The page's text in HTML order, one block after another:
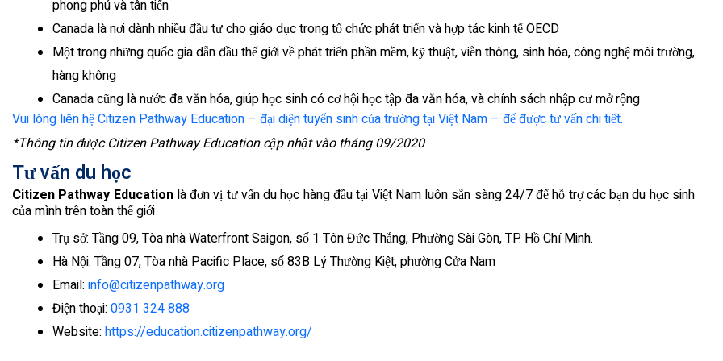
phong phú và tân tiến
Canada là nơi dành nhiều đầu tư cho giáo dục trong tổ chức phát triển và hợp tác kinh tế OECD
Một trong những quốc gia dẫn đầu thế giới về phát triển phần mềm, kỹ thuật, viễn thông, sinh hóa, công nghệ môi trường,
hàng không
Canada cũng là nước đa văn hóa, giúp học sinh có cơ hội học tập đa văn hóa, và chính sách nhập cư mở rộng
Vui lòng liên hệ Citizen Pathway Education – đại diện tuyển sinh của trường tại Việt Nam – để được tư vấn chi tiết.
*Thông tin được Citizen Pathway Education cập nhật vào tháng 09/2020
Tư vấn du học
Citizen Pathway Education là đơn vị tư vấn du học hàng đầu tại Việt Nam luôn sẵn sàng 24/7 để hỗ trợ các bạn du học sinh
của mình trên toàn thế giới
Trụ sở: Tầng 09, Tòa nhà Waterfront Saigon, số 1 Tôn Đức Thắng, Phường Sài Gòn, TP. Hồ Chí Minh.
Hà Nội: Tầng 07, Tòa nhà Pacific Place, số 83B Lý Thường Kiệt, phường Cửa Nam
Email: info@citizenpathway.org
Điện thoại: 0931 324 888
Website: https://education.citizenpathway.org/